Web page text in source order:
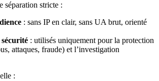
séparation stricte :
: sans IP en clair, sans UA brut, orienté
: utilisés uniquement pour la protection
attaques, fraude) et l’investigation
: